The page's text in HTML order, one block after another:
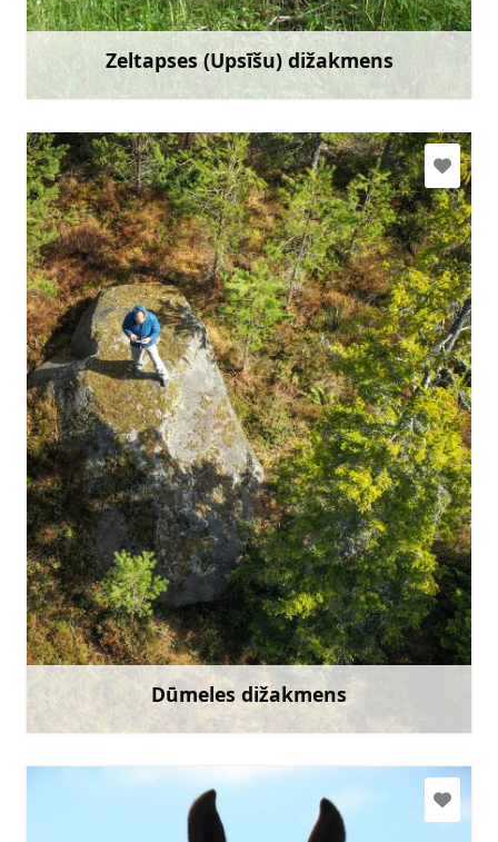
Zeltapses (Upsīšu) dižakmens
Doties
Uzzināt vairāk
Dūmeles dižakmens
Doties
Uzzināt vairāk